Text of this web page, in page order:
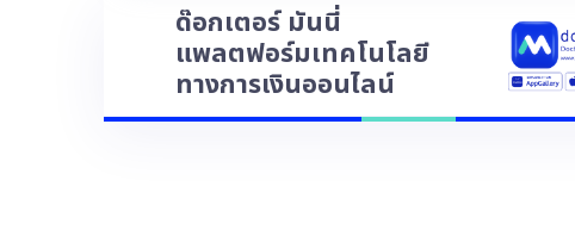
ด๊อกเตอร์ มันนี่
แพลตฟอร์มเทคโนโลยี
ทางการเงินออนไลน์